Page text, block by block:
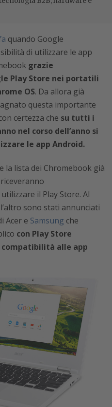
quando Google
di utilizzare le app
grazie
Play Store nei portatili
OS. Da allora già
questa importante
certezza che su tutti i
nel corso dell’anno si
le app Android.
la lista dei Chromebook già
il Play Store. Al
sono stati annunciati
Acer e Samsung che
con Play Store
alle app